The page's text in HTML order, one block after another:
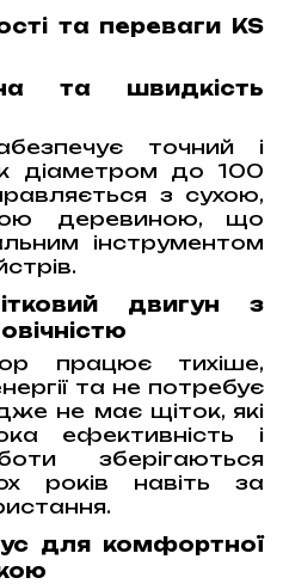
та переваги KS
та швидкість
точний і
діаметром до 100
з сухою,
деревиною, що
інструментом
двигун з
працює тихіше,
та не потребує
не має щіток, які
ефективність і
зберігаються
років навіть за
для комфортної